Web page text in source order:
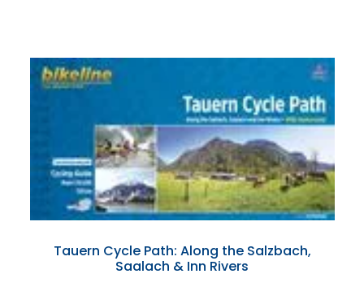
Tauern Cycle Path: Along the Salzbach,
Saalach & Inn Rivers